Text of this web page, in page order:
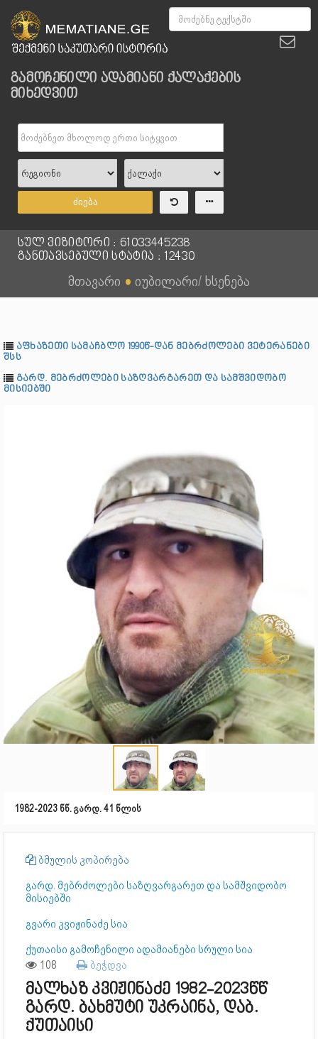
გამოჩენილი ადამიანი ქალაქების
მიხედვით
ძიება
სულ ვიზიტორი : 61033445238
განთავსებული სტატია : 12430
მთავარი ● იუბილარი/ ხსენება
აფხაზეთი სამაჩბლო 1990წ-დან მებრძოლები ვეტერანები
შსს
გარდ. მებრძოლები საზღვარგარეთ და სამშვიდობო
მისიებში
1982-2023 წწ. გარდ. 41 წლის
ბმულის კოპირება
გარდ. მებრძოლები საზღვარგარეთ და სამშვიდობო
მისიებში
გვარი კვიჟინაძე სია
ქუთაისი გამოჩენილი ადამიანები სრული სია
108 ბეჭდვა
მალხაზ კვიჟინაძე 1982-2023წწ
გარდ. ბახმუტი უკრაინა, დაბ.
ქუთაისი